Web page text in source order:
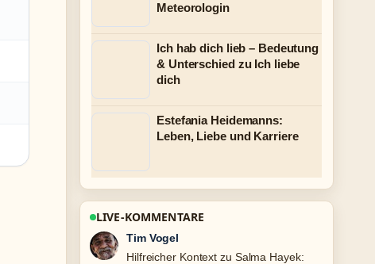
Meteorologin
Ich hab dich lieb – Bedeutung
& Unterschied zu Ich liebe
dich
Estefania Heidemanns:
Leben, Liebe und Karriere
LIVE-KOMMENTARE
Mila Kruger
Die Berichterstattung zu Sven Martinek: